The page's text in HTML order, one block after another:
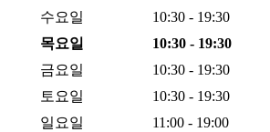
수요일
10:30 - 19:30
목요일
10:30 - 19:30
금요일
10:30 - 19:30
토요일
10:30 - 19:30
일요일
11:00 - 19:00